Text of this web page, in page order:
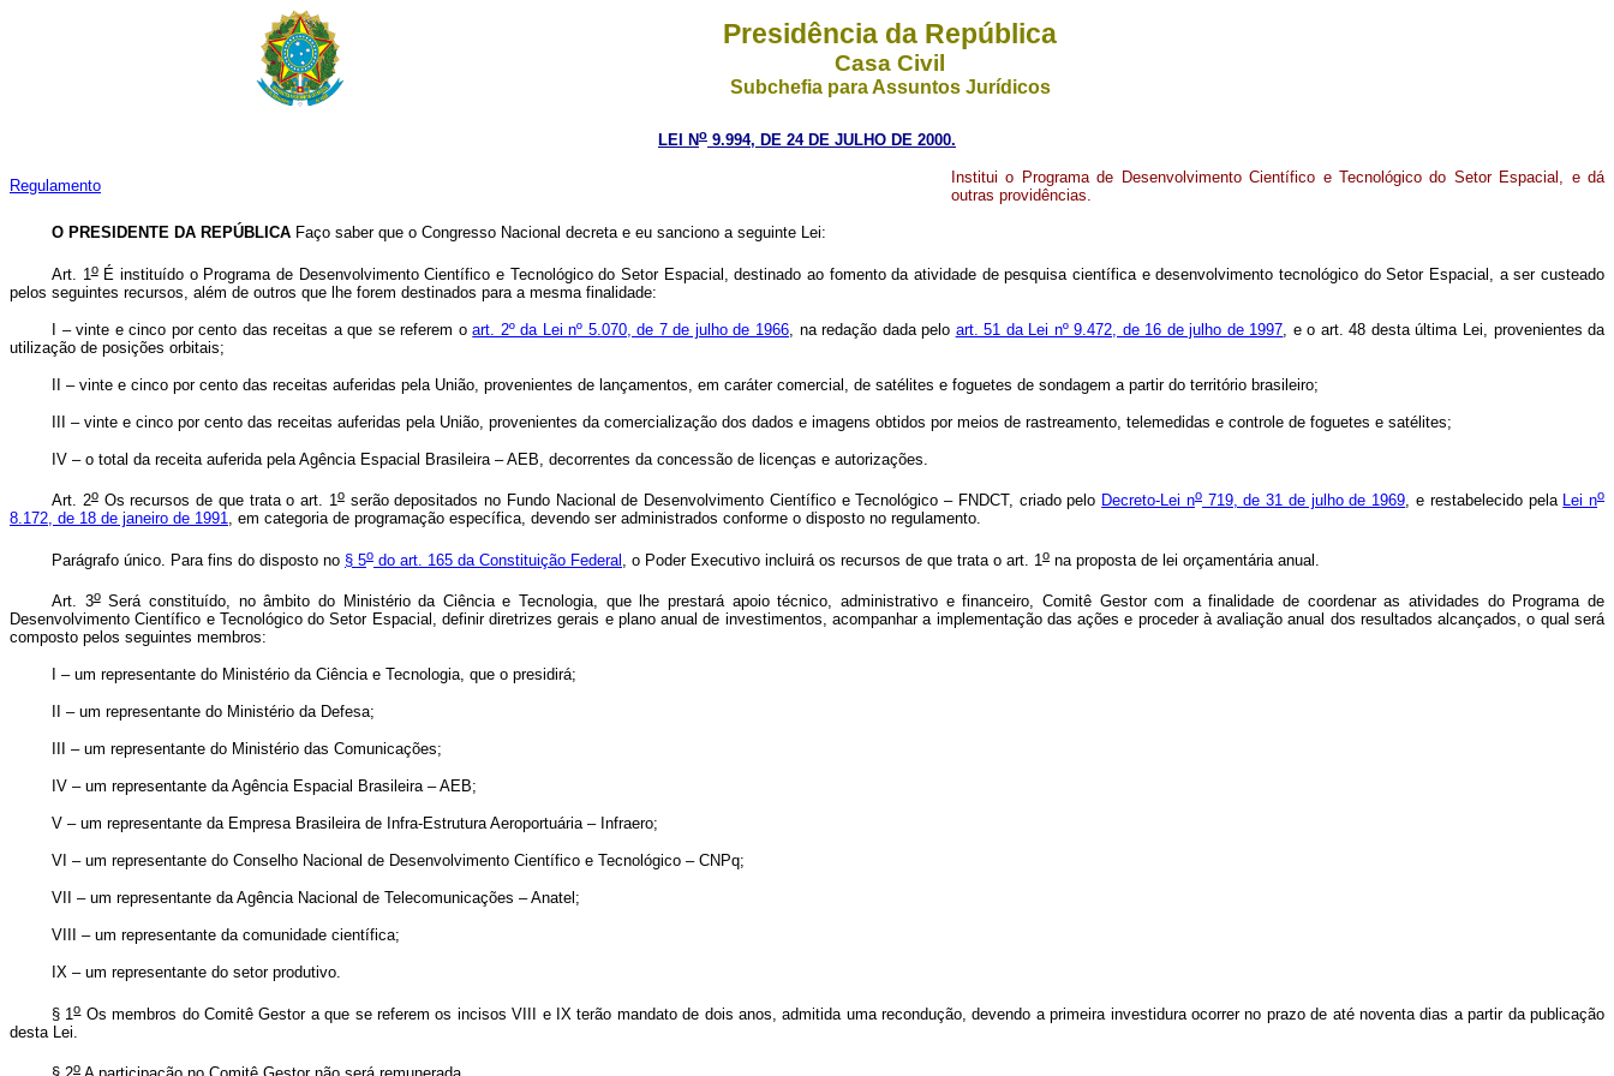
Presidência da República
Casa Civil
Subchefia para Assuntos Jurídicos
LEI No 9.994, DE 24 DE JULHO DE 2000.
Regulamento
Institui o Programa de Desenvolvimento Científico e Tecnológico do Setor Espacial, e dá
outras providências.
O PRESIDENTE DA REPÚBLICA Faço saber que o Congresso Nacional decreta e eu sanciono a seguinte Lei:
Art. 1oÉ instituído o Programa de Desenvolvimento Científico e Tecnológico do Setor Espacial, destinado ao fomento da atividade de pesquisa científica e desenvolvimento tecnológico do Setor Espacial, a ser custeado
pelos seguintes recursos, além de outros que lhe forem destinados para a mesma finalidade:
I – vinte e cinco por cento das receitas a que se referem oart. 2º da Lei nº 5.070, de 7 de julho de 1966 , na redação dada pelo art. 51 da Lei nº 9.472, de 16 de julho de 1997 , e o art. 48 desta última Lei, provenientes da
utilização de posições orbitais;
II – vinte e cinco por cento das receitas auferidas pela União, provenientes de lançamentos, em caráter comercial, de satélites e foguetes de sondagem a partir do território brasileiro;
III – vinte e cinco por cento das receitas auferidas pela União, provenientes da comercialização dos dados e imagens obtidos por meios de rastreamento, telemedidas e controle de foguetes e satélites;
IV – o total da receita auferida pela Agência Espacial Brasileira – AEB, decorrentes da concessão de licenças e autorizações.
Art. 2oOs recursos de que trata o art. 1oserão depositados no Fundo Nacional de Desenvolvimento Científico e Tecnológico – FNDCT, criado pelo Decreto-Lei no719, de 31 de julho de 1969, e restabelecido pela Lei no
8.172, de 18 de janeiro de 1991, em categoria de programação específica, devendo ser administrados conforme o disposto no regulamento.
Parágrafo único. Para fins do disposto no § 5o do art. 165 da Constituição Federal , o Poder Executivo incluirá os recursos de que trata o art. 1 o na proposta de lei orçamentária anual.
Art. 3oSerá constituído, no âmbito do Ministério da Ciência e Tecnologia, que lhe prestará apoio técnico, administrativo e financeiro, Comitê Gestor com a finalidade de coordenar as atividades do Programa de
Desenvolvimento Científico e Tecnológico do Setor Espacial, definir diretrizes gerais e plano anual de investimentos, acompanhar a implementação das ações e proceder à avaliação anual dos resultados alcançados, o qual será
composto pelos seguintes membros:
I – um representante do Ministério da Ciência e Tecnologia, que o presidirá;
II – um representante do Ministério da Defesa;
III – um representante do Ministério das Comunicações;
IV – um representante da Agência Espacial Brasileira – AEB;
V – um representante da Empresa Brasileira de Infra-Estrutura Aeroportuária – Infraero;
VI – um representante do Conselho Nacional de Desenvolvimento Científico e Tecnológico – CNPq;
VII – um representante da Agência Nacional de Telecomunicações – Anatel;
VIII – um representante da comunidade científica;
IX – um representante do setor produtivo.
§ 1oOs membros do Comitê Gestor a que se referem os incisos VIII e IX terão mandato de dois anos, admitida uma recondução, devendo a primeira investidura ocorrer no prazo de até noventa dias a partir da publicação
desta Lei.
o